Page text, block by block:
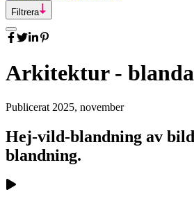
Filtrera
Arkitektur -
Publicerat 2025, november
Hej-vild-blandning av
blandning.